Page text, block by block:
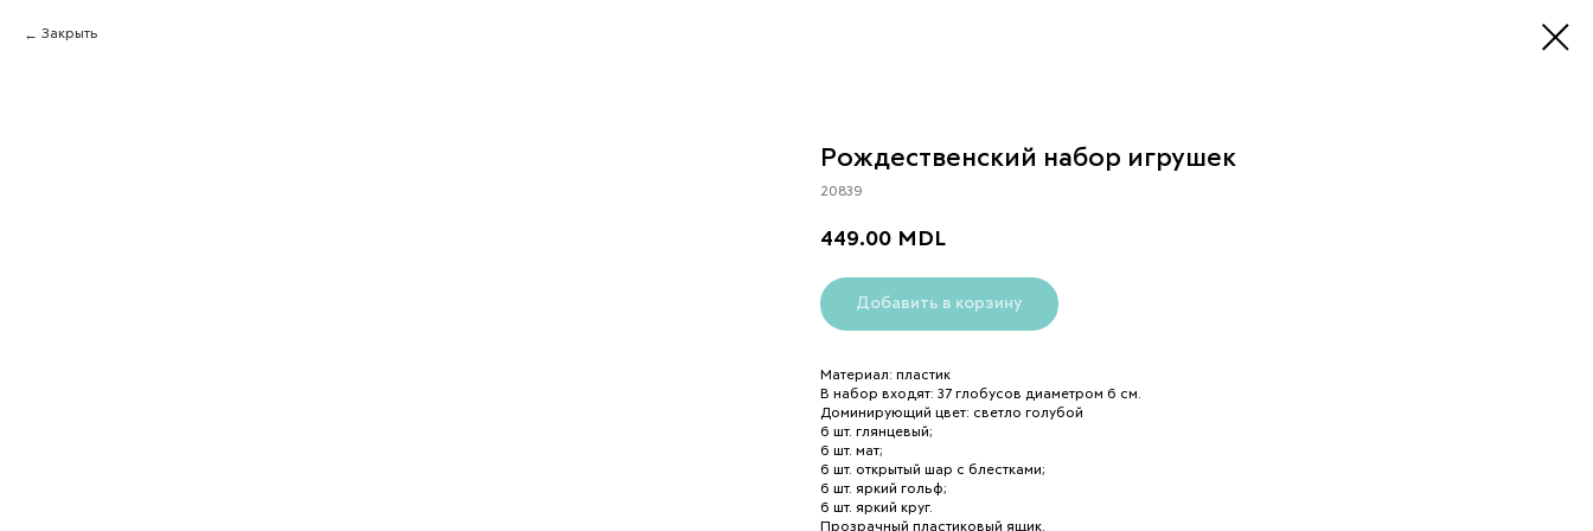
Закрыть
Рождественский набор игрушек
20839
449.00 MDL
Добавить в корзину
Материал: пластик
В набор входят: 37 глобусов диаметром 6 см.
Доминирующий цвет: светло голубой
6 шт. глянцевый;
6 шт. мат;
6 шт. открытый шар с блестками;
6 шт. яркий гольф;
6 шт. яркий круг.
Прозрачный пластиковый ящик.